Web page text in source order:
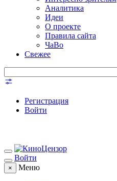
Аналитика
Идеи
О проекте
Правила сайта
ЧаВо
Свежее
Регистрация
Войти
Войти
× Меню